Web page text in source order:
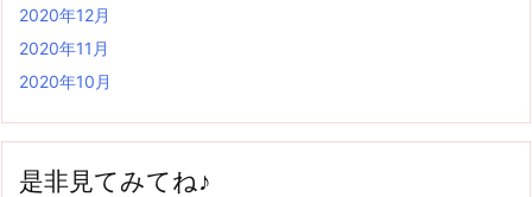
2020年12月
2020年11月
2020年10月
是非見てみてね♪